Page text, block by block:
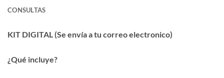
CONSULTAS
KIT DIGITAL (Se envía a tu correo electronico)
¿Qué incluye?